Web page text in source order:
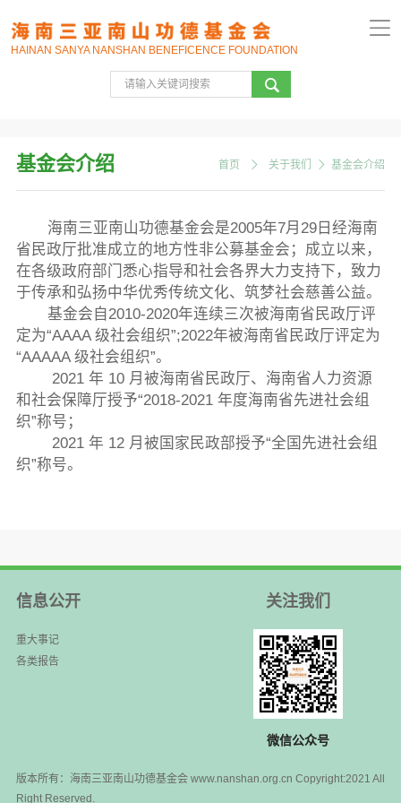
HAINAN SANYA NANSHAN BENEFICENCE FOUNDATION
基金会介绍 首页 关于我们 基金会介绍
海南三亚南山功德基金会是2005年7月29日经海南
省民政厅批准成立的地方性非公募基金会；成立以来，
在各级政府部门悉心指导和社会各界大力支持下，致力
于传承和弘扬中华优秀传统文化、筑梦社会慈善公益。
基金会自2010-2020年连续三次被海南省民政厅评
定为“AAAA 级社会组织”;2022年被海南省民政厅评定为
“AAAAA 级社会组织”。
2021 年 10 月被海南省民政厅、海南省人力资源
和社会保障厅授予“2018-2021 年度海南省先进社会组
织”称号；
2021 年 12 月被国家民政部授予“全国先进社会组
织”称号。
信息公开
重大事记
各类报告
关注我们
微信公众号
版本所有：海南三亚南山功德基金会 www.nanshan.org.cn Copyright:2021 All
Right Reserved.